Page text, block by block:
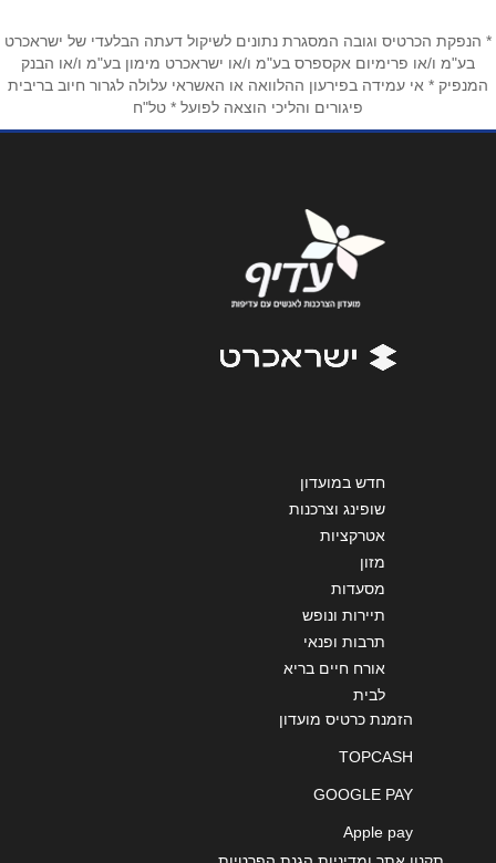
שם מלא*
*
אנא חזרו אלי בקשר ל...
* הנפקת הכרטיס וגובה המסגרת נתונים לשיקול דעתה הבלעדי של ישראכרט
בע"מ ו/או פרימיום אקספרס בע"מ ו/או ישראכרט מימון בע"מ ו/או הבנק
המנפיק * אי עמידה בפירעון ההלוואה או האשראי עלולה לגרור חיוב בריבית
פיגורים והליכי הוצאה לפועל * טל"ח
חדש במועדון
שופינג וצרכנות
אטרקציות
מזון
מסעדות
תיירות ונופש
תרבות ופנאי
אורח חיים בריא
לבית
הזמנת כרטיס מועדון
TOPCASH
GOOGLE PAY
Apple pay